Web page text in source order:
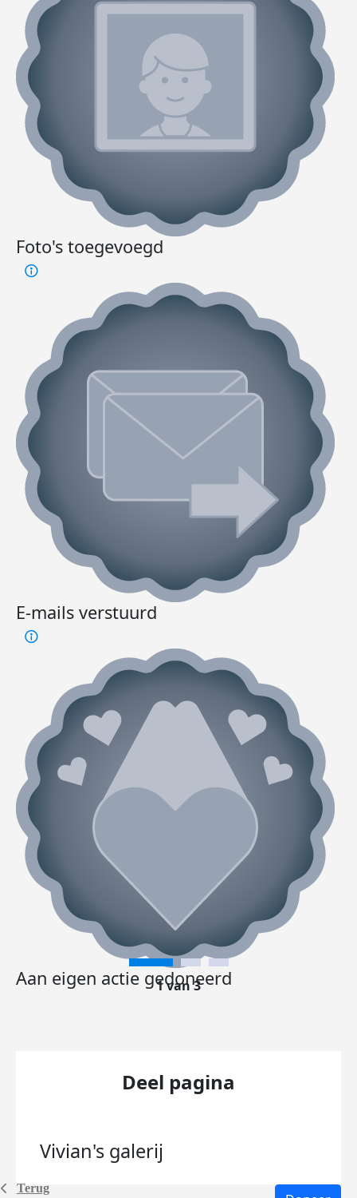
Terug
Foto's toegevoegd
E-mails verstuurd
Aan eigen actie gedoneerd
1 van 3
Deel pagina
Vivian's galerij